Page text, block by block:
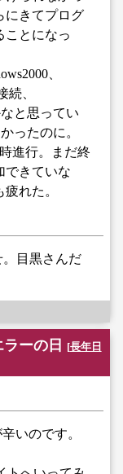
にきてプログ
ことになっ
、
続、
と思ってい
ったのに。
進行。まだ終
できていな
れた。
。目黒さんだ
ーの日 [長年日
いのです。